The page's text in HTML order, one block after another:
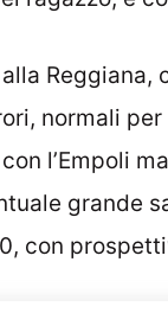
Reggiana,
normali
con l’Empoli
grande
con